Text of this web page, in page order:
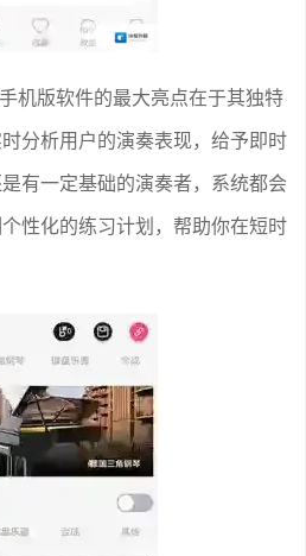
机版软件的最大亮点在于其独特
分析用户的演奏表现，给予即时
有一定基础的演奏者，系统都会
性化的练习计划，帮助你在短时